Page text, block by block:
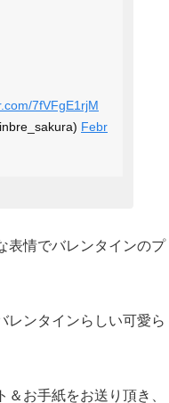
7fVFgE1rjM
Febr
表情でバレンタインのプ
レンタインらしい可愛ら
お手紙をお送り頂き、